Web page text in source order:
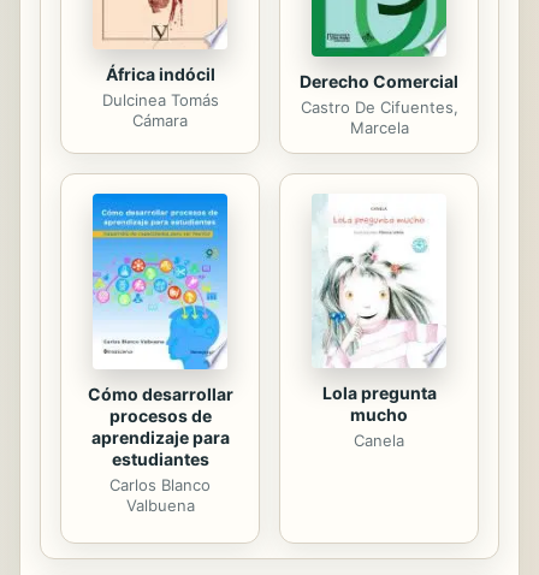
un sello que separa y atrae a los...
África indócil
Dulcinea Tomás
Cámara
Derecho Comercial
Castro De Cifuentes,
Marcela
Cómo desarrollar
procesos de
aprendizaje para
estudiantes
Carlos Blanco
Valbuena
Lola pregunta
mucho
Canela